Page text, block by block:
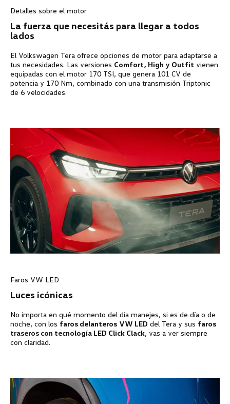
Detalles sobre el motor
La fuerza que necesitás para llegar a todos
lados
El Volkswagen Tera ofrece opciones de motor para adaptarse a
tus necesidades. Las versiones Comfort, High y Outfit vienen
equipadas con el motor 170 TSI, que genera 101 CV de
potencia y 170 Nm, combinado con una transmisión Triptonic
de 6 velocidades.
Faros VW LED
Luces icónicas
No importa en qué momento del día manejes, si es de día o de
noche, con los faros delanteros VW LED del Tera y sus faros
traseros con tecnología LED Click Clack, vas a ver siempre
con claridad.